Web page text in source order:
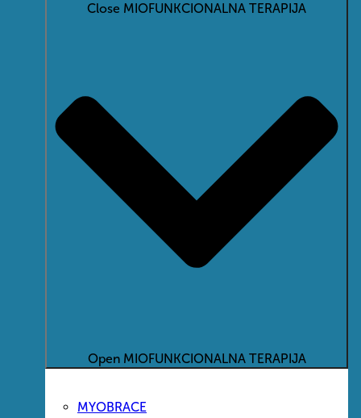
Close MIOFUNKCIONALNA TERAPIJA
Open MIOFUNKCIONALNA TERAPIJA
MYOBRACE